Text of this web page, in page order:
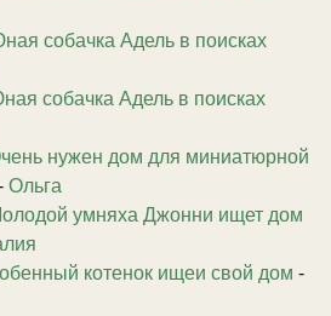
собачка Адель в поисках
собачка Адель в поисках
нужен дом для миниатюрной
Ольга
умняха Джонни ищет дом
котенок ищеи свой дом -